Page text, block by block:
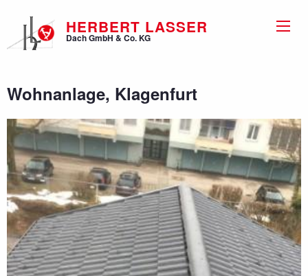
Inhalt
HERBERT LASSER
Dach GmbH & Co. KG
Wohnanlage, Klagenfurt